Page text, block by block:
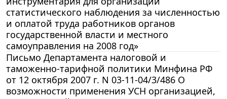
статистического наблюдения за численностью
и оплатой труда работников органов
государственной власти и местного
самоуправления на 2008 год»
Письмо Департамента налоговой и
таможенно-тарифной политики Минфина РФ
от 12 октября 2007 г. N 03-11-04/3/486 О
возможности применения УСН организацией,